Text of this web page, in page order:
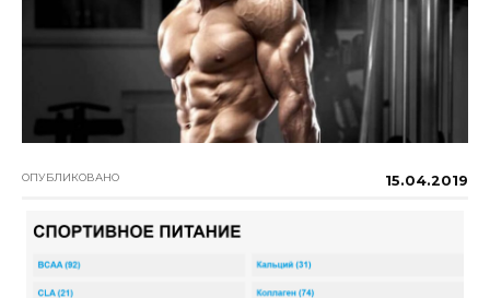
ОПУБЛИКОВАНО 15.04.2019